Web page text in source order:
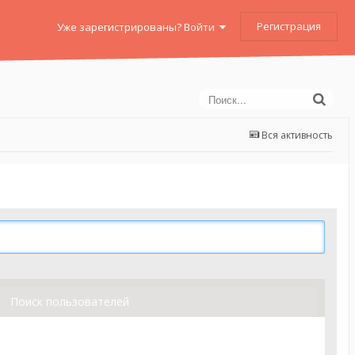
Уже зарегистрированы? Войти Регистрация
Вся активность
Поиск пользователей